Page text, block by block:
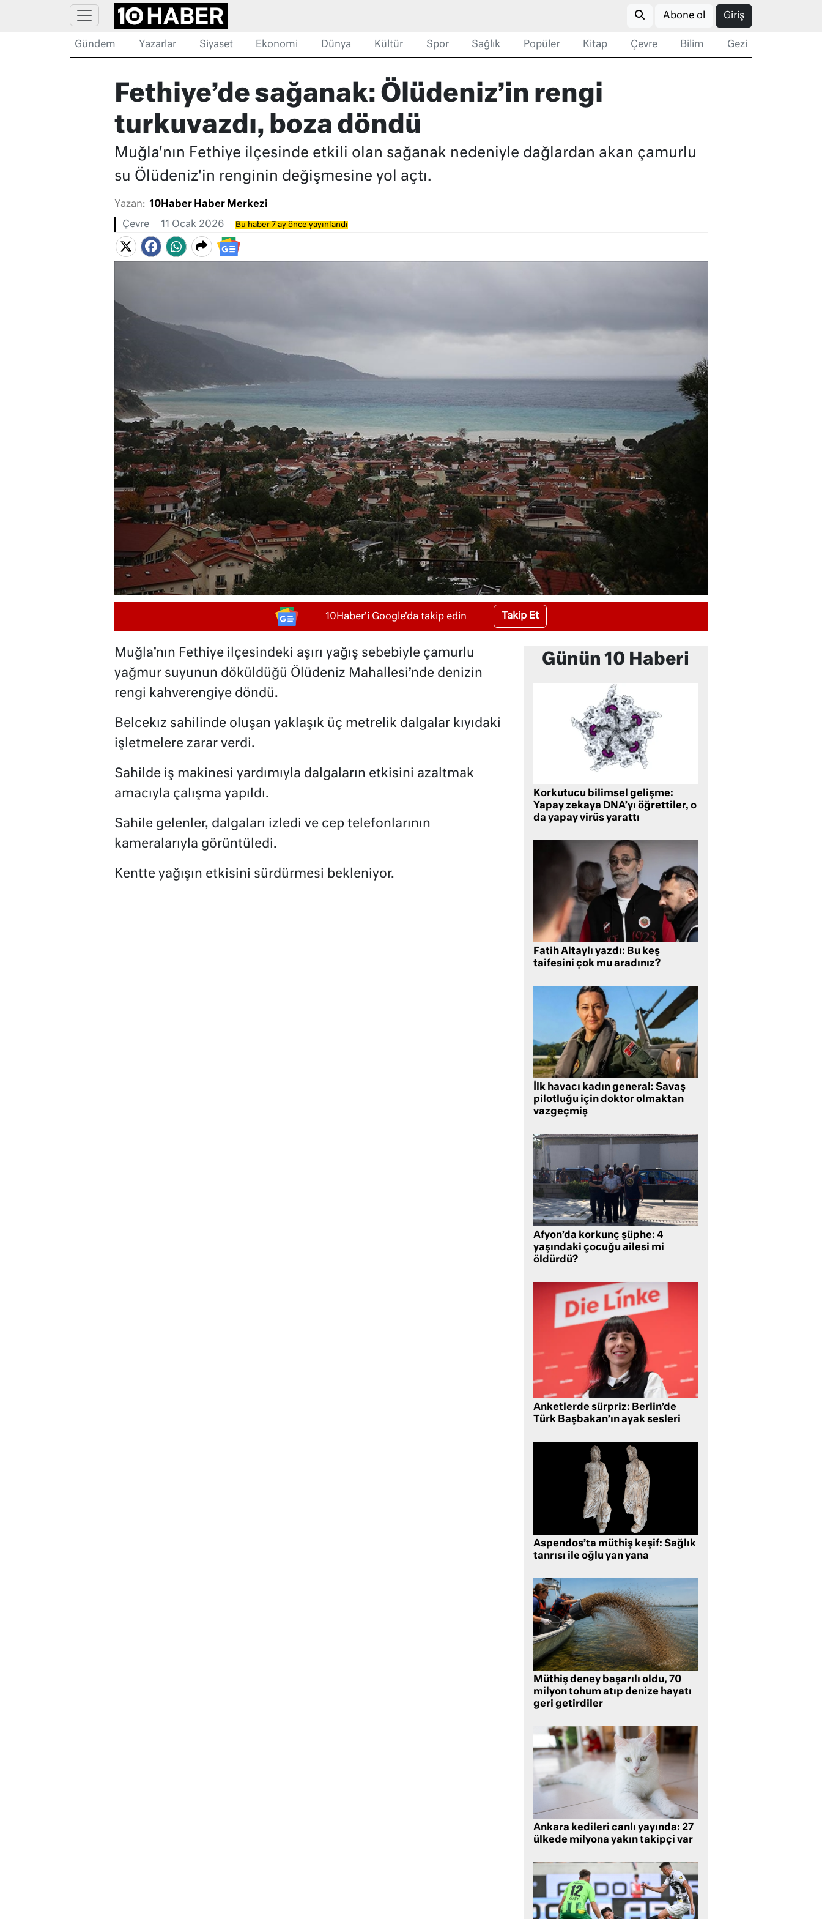
Abone ol Giriş
Gündem Yazarlar Siyaset Ekonomi Dünya Kültür Spor Sağlık Popüler Kitap Çevre Bilim Gezi
Fethiye’de sağanak: Ölüdeniz’in rengi
turkuvazdı, boza döndü
Muğla'nın Fethiye ilçesinde etkili olan sağanak nedeniyle dağlardan akan çamurlu
su Ölüdeniz'in renginin değişmesine yol açtı.
Yazan: 10Haber Haber Merkezi
Çevre 11 Ocak 2026 Bu haber 7 ay önce yayınlandı
10Haber'i Google'da takip edin Takip Et
Muğla’nın Fethiye ilçesindeki aşırı yağış sebebiyle çamurlu
yağmur suyunun döküldüğü Ölüdeniz Mahallesi’nde denizin
rengi kahverengiye döndü.
Belcekız sahilinde oluşan yaklaşık üç metrelik dalgalar kıyıdaki
işletmelere zarar verdi.
Sahilde iş makinesi yardımıyla dalgaların etkisini azaltmak
amacıyla çalışma yapıldı.
Sahile gelenler, dalgaları izledi ve cep telefonlarının
kameralarıyla görüntüledi.
Kentte yağışın etkisini sürdürmesi bekleniyor.
Günün 10 Haberi
Korkutucu bilimsel gelişme:
Yapay zekaya DNA’yı öğrettiler, o
da yapay virüs yarattı
Fatih Altaylı yazdı: Bu keş
taifesini çok mu aradınız?
İlk havacı kadın general: Savaş
pilotluğu için doktor olmaktan
vazgeçmiş
Afyon’da korkunç şüphe: 4
yaşındaki çocuğu ailesi mi
öldürdü?
Anketlerde sürpriz: Berlin’de
Türk Başbakan’ın ayak sesleri
Aspendos’ta müthiş keşif: Sağlık
tanrısı ile oğlu yan yana
Müthiş deney başarılı oldu, 70
milyon tohum atıp denize hayatı
geri getirdiler
Ankara kedileri canlı yayında: 27
ülkede milyona yakın takipçi var